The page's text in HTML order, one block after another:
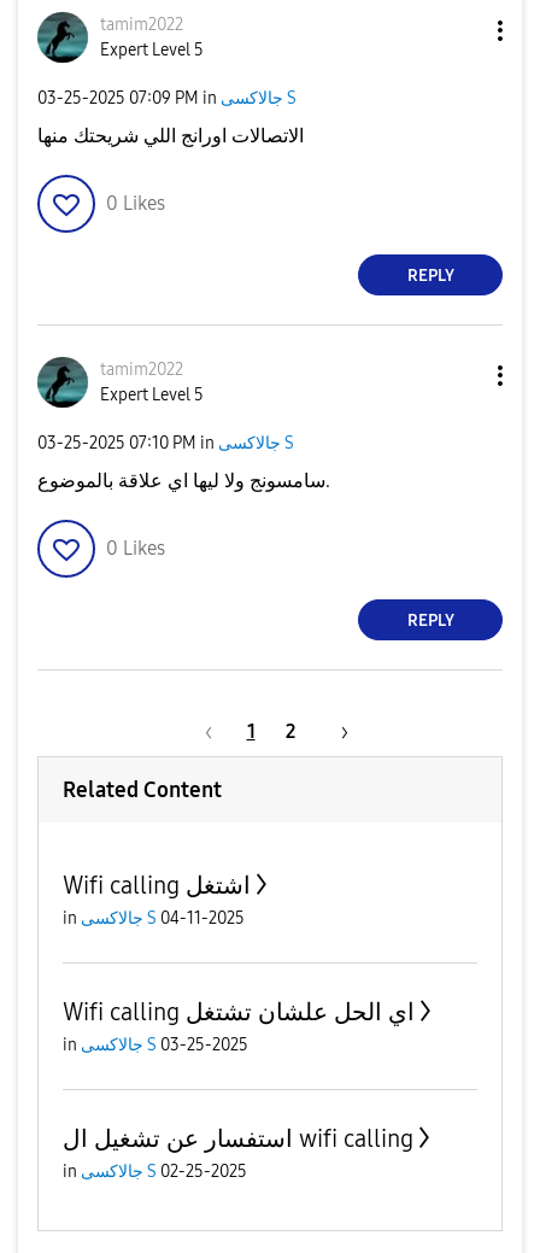
tamim2022
Expert Level 5
‎03-25-2025 07:09 PM in جالاكسى S
الاتصالات اورانج اللي شريحتك منها
0 Likes
REPLY
tamim2022
Expert Level 5
‎03-25-2025 07:10 PM in جالاكسى S
سامسونج ولا ليها اي علاقة بالموضوع.
0 Likes
REPLY
1 2
Related Content
Wifi calling اشتغل
in جالاكسى S 04-11-2025
Wifi calling اي الحل علشان تشتغل
in جالاكسى S 03-25-2025
استفسار عن تشغيل ال wifi calling
in جالاكسى S 02-25-2025